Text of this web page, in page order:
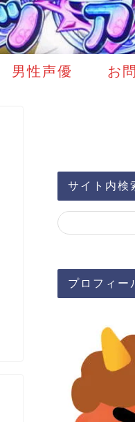
男性声優 お
サイト内検
プロフィー